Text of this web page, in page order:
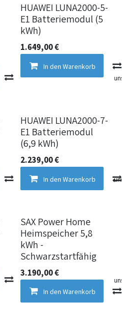
Vergleichen Auf die
HUAWEI LUNA2000-5-
E1 Batteriemodul (5
kWh)
1.649,00€
In den Warenkorb
Vergleichen Auf die
HUAWEI LUNA2000-7-
E1 Batteriemodul
(6,9 kWh)
2.239,00€
In den Warenkorb
Vergleichen Auf die
SAX Power Home
Heimspeicher 5,8
kWh -
Schwarzstartfähig
3.190,00€
In den Warenkorb